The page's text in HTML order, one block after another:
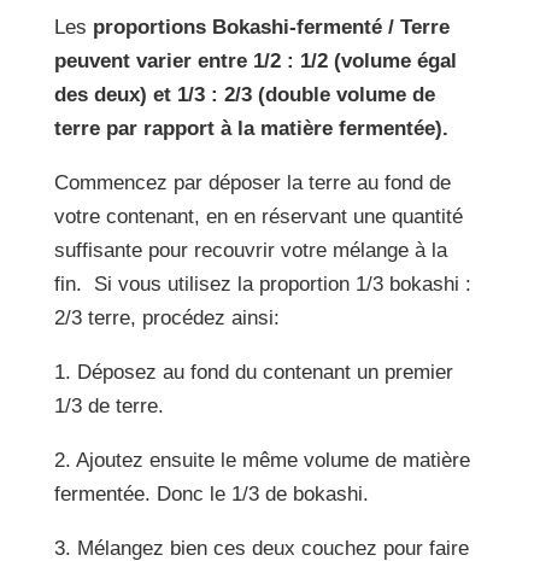
Les proportions Bokashi-fermenté / Terre
peuvent varier entre 1/2 : 1/2 (volume égal
des deux) et 1/3 : 2/3 (double volume de
terre par rapport à la matière fermentée).
Commencez par déposer la terre au fond de
votre contenant, en en réservant une quantité
suffisante pour recouvrir votre mélange à la
fin. Si vous utilisez la proportion 1/3 bokashi :
2/3 terre, procédez ainsi:
1. Déposez au fond du contenant un premier
1/3 de terre.
2. Ajoutez ensuite le même volume de matière
fermentée. Donc le 1/3 de bokashi.
3. Mélangez bien ces deux couchez pour faire